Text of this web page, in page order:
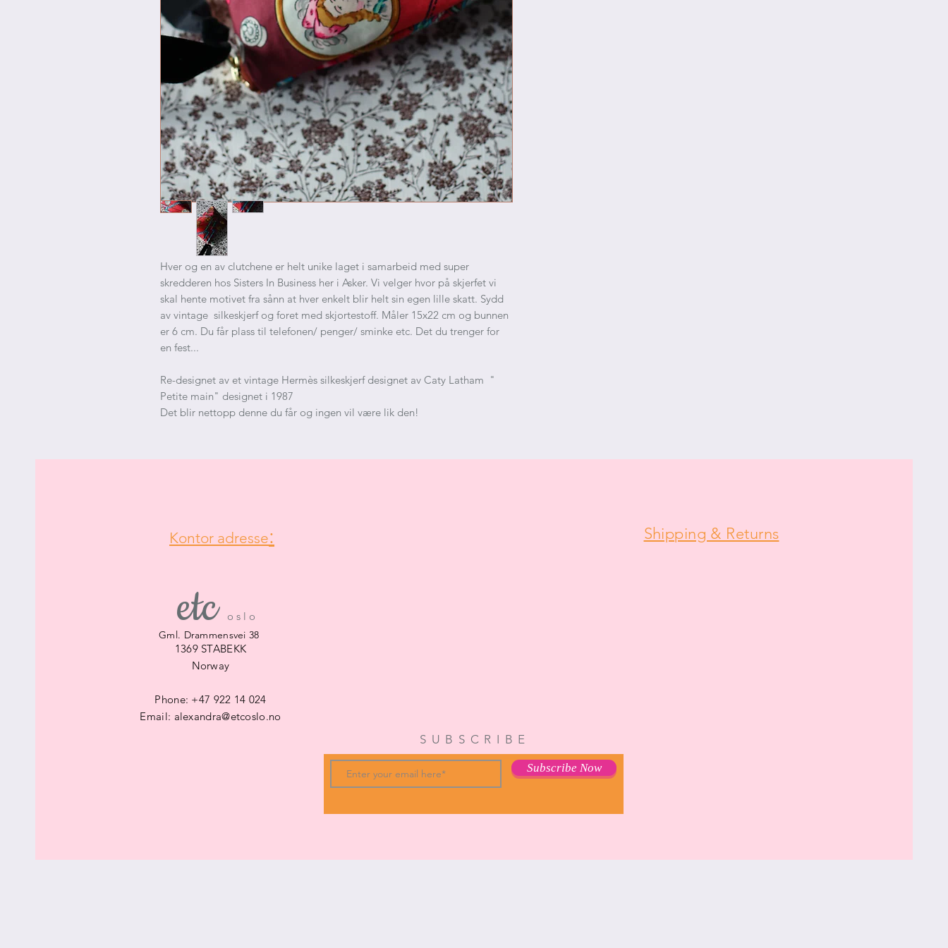
Hver og en av clutchene er helt unike laget i samarbeid med super
skredderen hos Sisters In Business her i Asker. Vi velger hvor på skjerfet vi
skal hente motivet fra sånn at hver enkelt blir helt sin egen lille skatt. Sydd
av vintage silkeskjerf og foret med skjortestoff. Måler 15x22 cm og bunnen
er 6 cm. Du får plass til telefonen/ penger/ sminke etc. Det du trenger for
en fest...
Re-designet av et vintage Hermès silkeskjerf designet av Caty Latham "
Petite main" designet i 1987
Det blir nettopp denne du får og ingen vil være lik den!
Kontor adresse: Shipping & Returns
etc o s l o
Gml. Drammensvei 38
1369 STABEKK
Norway
Phone: +47 922 14 024
Email: alexandra@etcoslo.no
SUBSCRIBE
Subscribe Now